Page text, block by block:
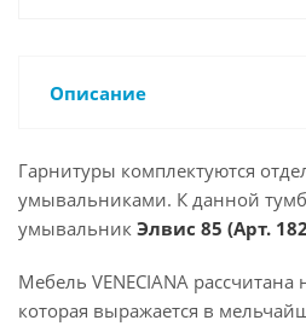
Описание
Гарнитуры комплектуются
умывальниками. К данной
умывальник Элвис 85 (Арт.
Мебель VENECIANA
которая выражается в